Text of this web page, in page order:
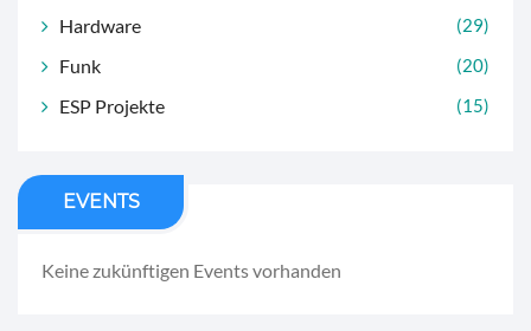
Hardware (29)
Funk (20)
ESP Projekte (15)
EVENTS
Keine zukünftigen Events vorhanden